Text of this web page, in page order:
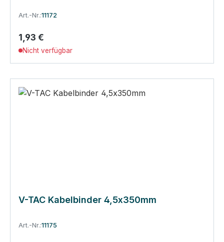
Art.-Nr.:11172
Regulärer Preis:
1,93 €
Nicht verfügbar
V-TAC Kabelbinder 4,5x350mm
Art.-Nr.:11175